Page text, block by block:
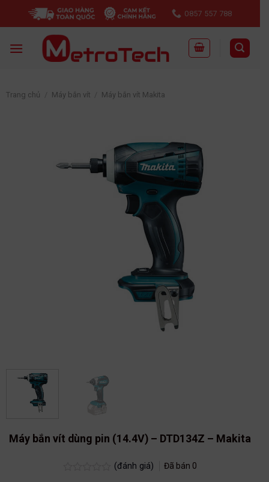
0857 557 788
Trang chủ Máy bắn vít Máy bắn vít Makita
Máy bắn vít dùng pin (14.4V) – DTD134Z – Makita
(đánh giá) Đã bán 0